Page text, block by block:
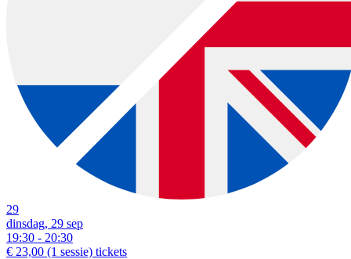
29
dinsdag, 29 sep
19:30 - 20:30
€ 23,00 (1 sessie) tickets